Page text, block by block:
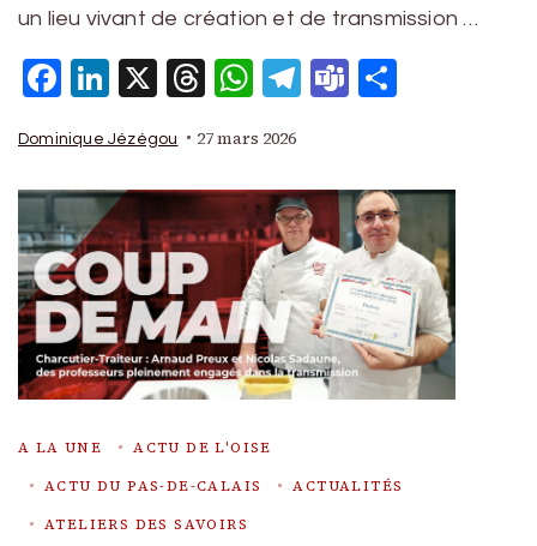
un lieu vivant de création et de transmission …
Facebook
LinkedIn
X Threads
WhatsApp
Telegram
Teams
Dominique Jézégou 27 mars 2026
A LA UNE
ACTU DE L'OISE
ACTU DU PAS-DE-CALAIS
ACTUALITÉS
ATELIERS DES SAVOIRS